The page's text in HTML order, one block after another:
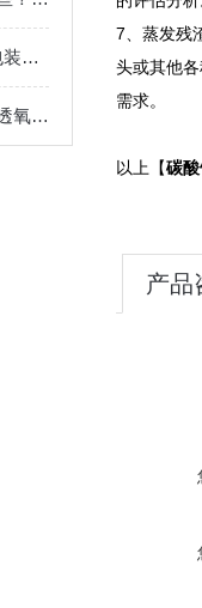
食品企业QS认证需要用到的包装检测仪器
食品包装检测仪器：咖啡胶囊透氧仪 氧气透过率测试仪介绍
7、蒸发残
头或其他
需求。
以上【碳
产品